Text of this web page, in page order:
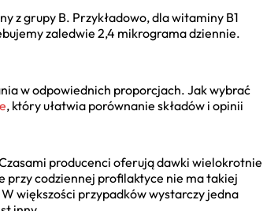
z grupy B. Przykładowo, dla witaminy B1
zaledwie 2,4 mikrograma dziennie.
w odpowiednich proporcjach. Jak wybrać
, który ułatwia porównanie składów i opinii
producenci oferują dawki wielokrotnie
przy codziennej profilaktyce nie ma takiej
większości przypadków wystarczy jedna